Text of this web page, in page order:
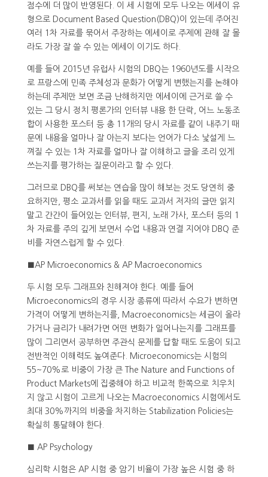
점수에 더 많이 반영된다. 이 세 시험에 모두 나오는 에세이 유
형으로 Document Based Question(DBQ)이 있는데 주어진
여러 1차 자료를 묶어서 주장하는 에세이로 주제에 관해 잘 몰
라도 가장 잘 쓸 수 있는 에세이 이기도 하다.
예를 들어 2015년 유럽사 시험의 DBQ는 1960년도를 시작으
로 프랑스에 민족 주체성과 문화가 어떻게 변했는지를 논해야
하는데 주제만 보면 조금 난해하지만 에세이에 근거로 쓸 수
있는 그 당시 정치 평론가의 인터뷰 내용 한 단락, 어느 노동조
합이 사용한 포스터 등 총 11개의 당시 자료를 같이 내주기 때
문에 내용을 얼마나 잘 아는지 보다는 언어가 다소 낯설게 느
껴질 수 있는 1차 자료를 얼마나 잘 이해하고 글을 조리 있게
쓰는지를 평가하는 질문이라고 할 수 있다.
그러므로 DBQ를 써보는 연습을 많이 해보는 것도 당연히 중
요하지만, 평소 교과서를 읽을 때도 교과서 저자의 글만 읽지
말고 간간이 들어있는 인터뷰, 편지, 노래 가사, 포스터 등의 1
차 자료를 주의 깊게 보면서 수업 내용과 연결 지어야 DBQ 준
비를 자연스럽게 할 수 있다.
■AP Microeconomics & AP Macroeconomics
두 시험 모두 그래프와 친해져야 한다. 예를 들어
Microeconomics의 경우 시장 종류에 따라서 수요가 변하면
가격이 어떻게 변하는지를, Macroeconomics는 세금이 올라
가거나 금리가 내려가면 어떤 변화가 일어나는지를 그래프를
많이 그리면서 공부하면 주관식 문제를 답할 때도 도움이 되고
전반적인 이해력도 높여준다. Microeconomics는 시험의
55~70%로 비중이 가장 큰 The Nature and Functions of
Product Markets에 집중해야 하고 비교적 한쪽으로 치우치
지 않고 시험이 고르게 나오는 Macroeconomics 시험에서도
최대 30%까지의 비중을 차지하는 Stabilization Policies는
확실히 통달해야 한다.
■ AP Psychology
심리학 시험은 AP 시험 중 암기 비율이 가장 높은 시험 중 하